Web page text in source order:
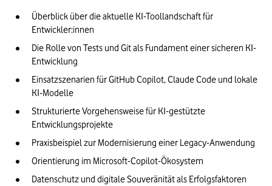
Überblick über die aktuelle KI-Toollandschaft für
Entwickler:innen
Die Rolle von Tests und Git als Fundament einer sicheren KI-
Entwicklung
Einsatzszenarien für GitHub Copilot, Claude Code und lokale
KI-Modelle
Strukturierte Vorgehensweise für KI-gestützte
Entwicklungsprojekte
Praxisbeispiel zur Modernisierung einer Legacy-Anwendung
Orientierung im Microsoft-Copilot-Ökosystem
Datenschutz und digitale Souveränität als Erfolgsfaktoren